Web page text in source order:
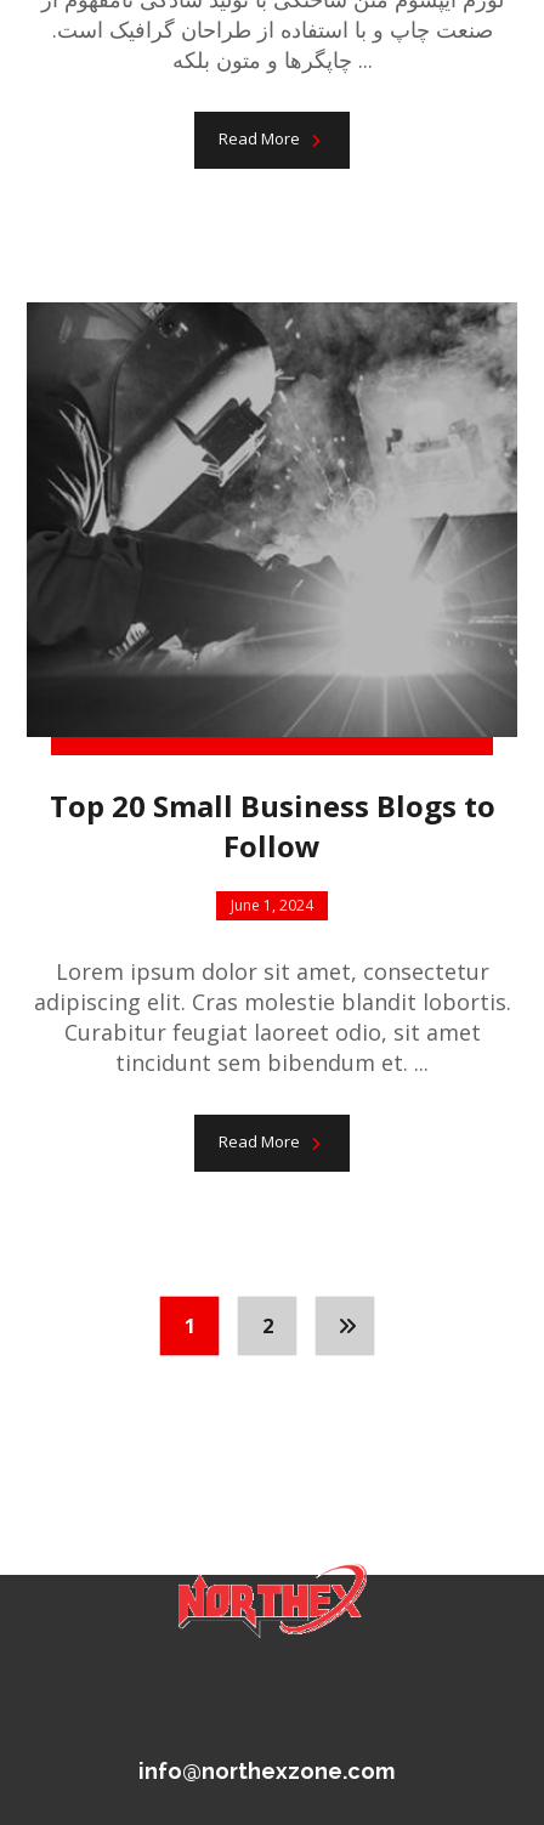
صنعت چاپ و با استفاده از طراحان گرافیک است.
چاپگرها و متون بلکه ...
Read More
Top 20 Small Business Blogs to
Follow
June 1, 2024
Lorem ipsum dolor sit amet, consectetur
adipiscing elit. Cras molestie blandit lobortis.
Curabitur feugiat laoreet odio, sit amet
tincidunt sem bibendum et. ...
Read More
1 2
info@northexzone.com